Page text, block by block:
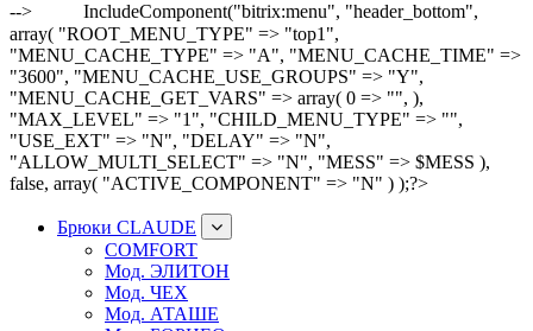
-->
IncludeComponent("bitrix:menu", "header_bottom",
array( "ROOT_MENU_TYPE" => "top1",
"MENU_CACHE_TYPE" => "A", "MENU_CACHE_TIME" =>
"3600", "MENU_CACHE_USE_GROUPS" => "Y",
"MENU_CACHE_GET_VARS" => array( 0 => "", ),
"MAX_LEVEL" => "1", "CHILD_MENU_TYPE" => "",
"USE_EXT" => "N", "DELAY" => "N",
"ALLOW_MULTI_SELECT" => "N", "MESS" => $MESS ),
false, array( "ACTIVE_COMPONENT" => "N" ) );?>
Брюки CLAUDE
COMFORT
Мод. ЭЛИТОН
Мод. ЧЕХ
Мод. АТАШЕ